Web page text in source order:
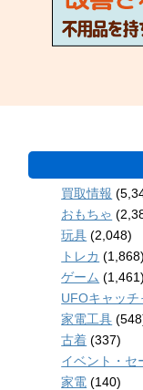
買取情報
おもちゃ
玩具 (2,048)
トレカ (1,868)
ゲーム (1,461)
UFOキャッチ
家電工具
古着 (337)
イベント・セ
家電 (140)